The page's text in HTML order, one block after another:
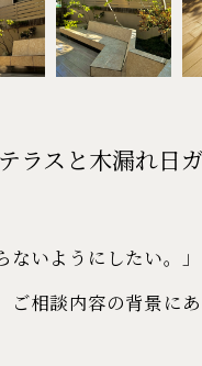
スと木漏れ日
いようにしたい。」
相談内容の背景に